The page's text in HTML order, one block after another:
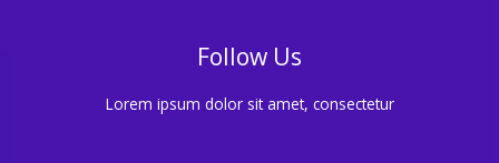
Follow Us
Lorem ipsum dolor sit amet, consectetur